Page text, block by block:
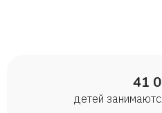
41
детей